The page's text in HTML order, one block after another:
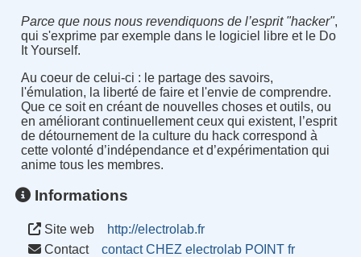
Parce que nous nous revendiquons de l’esprit "hacker",
qui s'exprime par exemple dans le logiciel libre et le Do
It Yourself.
Au coeur de celui-ci : le partage des savoirs,
l'émulation, la liberté de faire et l'envie de comprendre.
Que ce soit en créant de nouvelles choses et outils, ou
en améliorant continuellement ceux qui existent, l’esprit
de détournement de la culture du hack correspond à
cette volonté d’indépendance et d’expérimentation qui
anime tous les membres.
Informations
Site web
http://electrolab.fr
Contact
contact CHEZ electrolab POINT fr